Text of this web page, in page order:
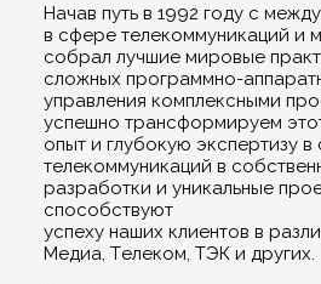
Начав путь в 1992 году с
в сфере телекоммуникаций и
собрал лучшие мировые
сложных программно-
управления комплексными
успешно трансформируем
опыт и глубокую экспертизу
телекоммуникаций в
разработки и уникальные
способствуют
успеху наших клиентов в
Медиа, Телеком, ТЭК и других.